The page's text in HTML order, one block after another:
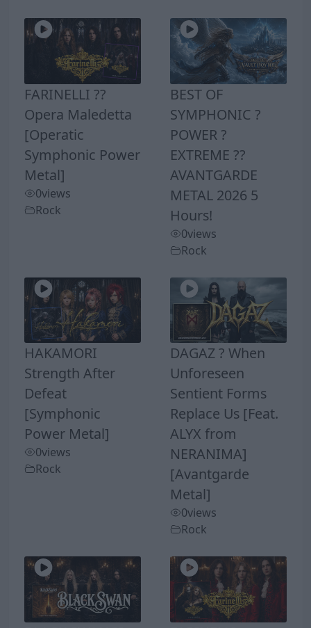
FARINELLI ??
Opera Maledetta
[Operatic
Symphonic Power
Metal]
0views
Rock
BEST OF
SYMPHONIC ?
POWER ?
EXTREME ??
AVANTGARDE
METAL 2026 5
Hours!
0views
Rock
HAKAMORI
Strength After
Defeat
[Symphonic
Power Metal]
0views
Rock
DAGAZ ? When
Unforeseen
Sentient Forms
Replace Us [Feat.
ALYX from
NERANIMA]
[Avantgarde
Metal]
0views
Rock